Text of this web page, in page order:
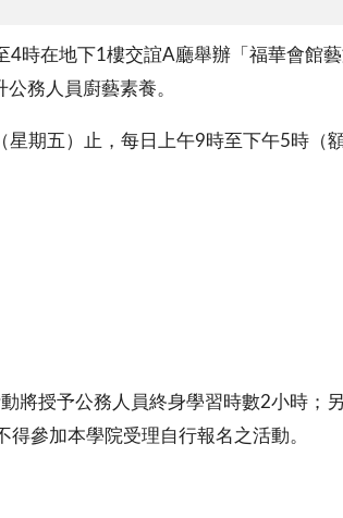
時在地下1樓交誼A廳舉辦「福華會館
務人員廚藝素養。
期五）止，每日上午9時至下午5時（
將授予公務人員終身學習時數2小時；
參加本學院受理自行報名之活動。